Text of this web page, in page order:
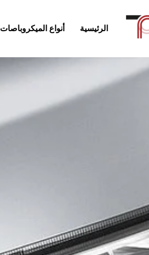
الرئيسية أنواع الميكروباصات